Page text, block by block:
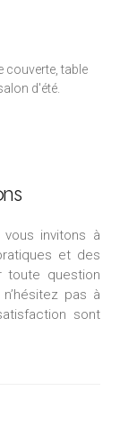
couverte, table
d'été.
invitons à
et des
toute question
pas à
sont